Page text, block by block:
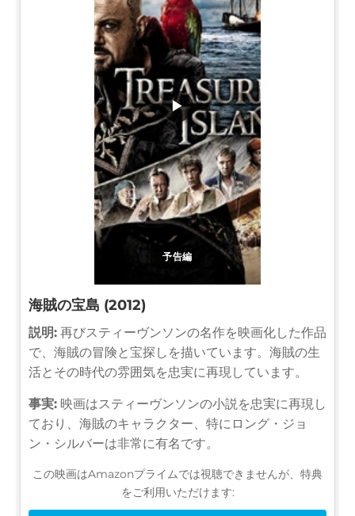
予告編
▶
海賊の宝島 (2012)
説明: 再びスティーヴンソンの名作を映画化した作品
で、海賊の冒険と宝探しを描いています。海賊の生
活とその時代の雰囲気を忠実に再現しています。
事実: 映画はスティーヴンソンの小説を忠実に再現し
ており、海賊のキャラクター、特にロング・ジョ
ン・シルバーは非常に有名です。
この映画はAmazonプライムでは視聴できませんが、特典
をご利用いただけます: